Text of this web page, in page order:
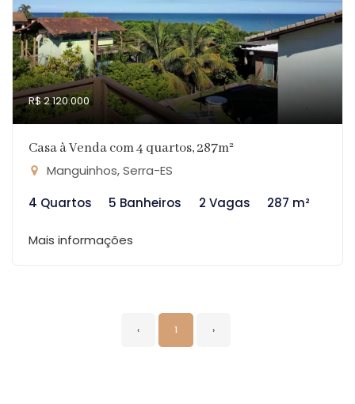
R$ 2.120.000
Casa à Venda com 4 quartos, 287m²
Manguinhos, Serra-ES
4 Quartos
5 Banheiros 2 Vagas 287 m²
Mais informações
‹ 1 ›